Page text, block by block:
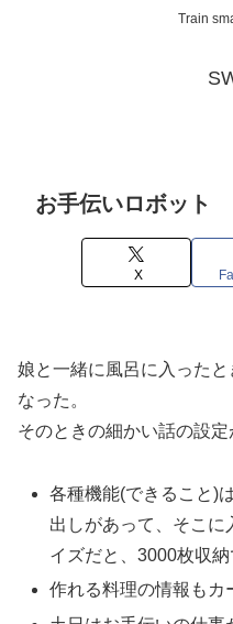
Train
お手伝いロボット
X
娘と一緒に風呂に入った
なった。
そのときの細かい話の設定
各種機能(できること)
出しがあって、そこに
イズだと、3000枚収納
作れる料理の情報もカ